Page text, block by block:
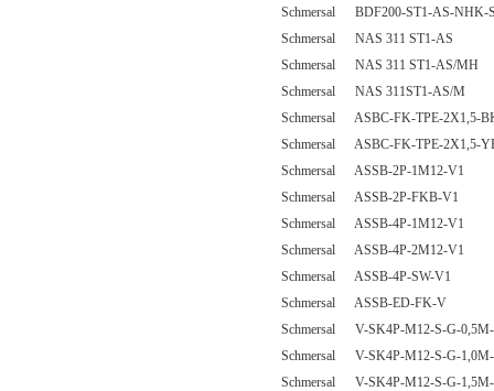
Schmersal BDF200-ST1-AS-NHK-
Schmersal NAS 311 ST1-AS
Schmersal NAS 311 ST1-AS/MH
Schmersal NAS 311ST1-AS/M
Schmersal ASBC-FK-TPE-2X1,5-
Schmersal ASBC-FK-TPE-2X1,5-
Schmersal ASSB-2P-1M12-V1
Schmersal ASSB-2P-FKB-V1
Schmersal ASSB-4P-1M12-V1
Schmersal ASSB-4P-2M12-V1
Schmersal ASSB-4P-SW-V1
Schmersal ASSB-ED-FK-V
Schmersal V-SK4P-M12-S-G-
Schmersal V-SK4P-M12-S-G-
Schmersal V-SK4P-M12-S-G-